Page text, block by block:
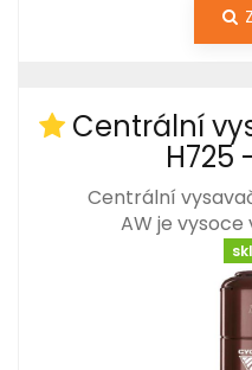
Centrální
H725
Centrální
AW je